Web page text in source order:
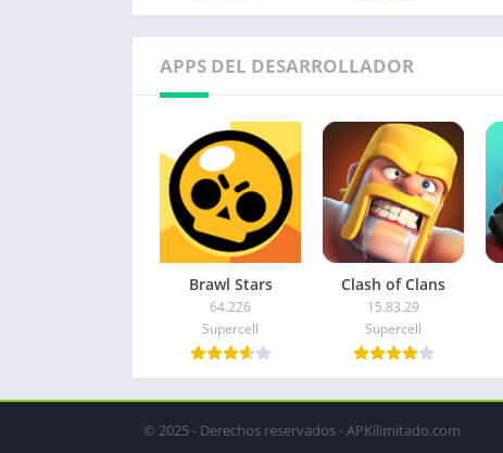
APPS DEL DESARROLLADOR
Brawl Stars
64.226
Supercell
Clash of Clans
15.83.29
Supercell
© 2025 - Derechos reservados - APKilimitado.com